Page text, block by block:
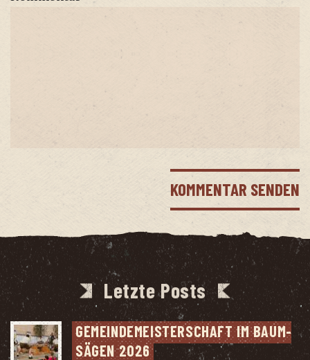
Letzte Posts
GEMEIN­DE­MEIS­TER­SCHAFT IM BAUM­
SÄ­GEN 2026